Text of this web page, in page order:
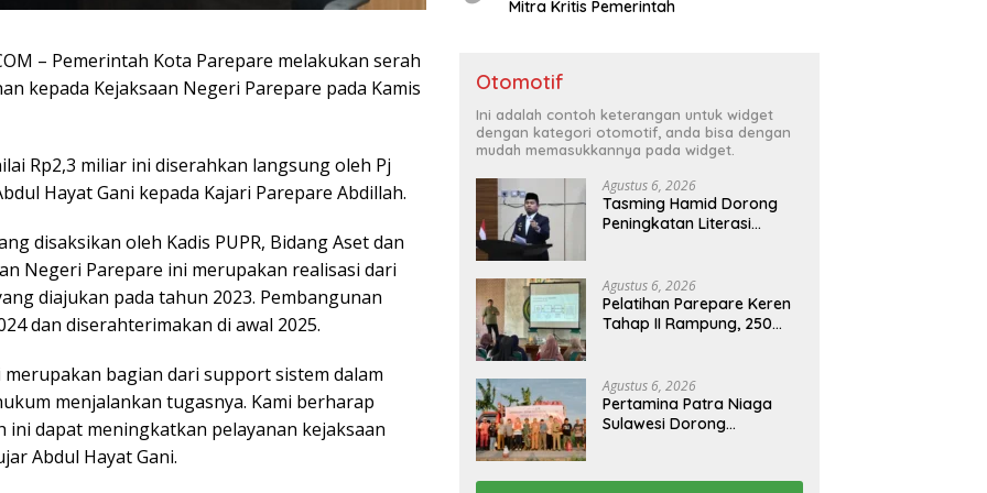
– Pemerintah Kota Parepare melakukan serah
kepada Kejaksaan Negeri Parepare pada Kamis
Rp2,3 miliar ini diserahkan langsung oleh Pj
Hayat Gani kepada Kajari Parepare Abdillah.
disaksikan oleh Kadis PUPR, Bidang Aset dan
Negeri Parepare ini merupakan realisasi dari
diajukan pada tahun 2023. Pembangunan
dan diserahterimakan di awal 2025.
merupakan bagian dari support sistem dalam
menjalankan tugasnya. Kami berharap
ini dapat meningkatkan pelayanan kejaksaan
Abdul Hayat Gani.
Mitra Kritis Pemerintah
Otomotif
Ini adalah contoh keterangan untuk widget
dengan kategori otomotif, anda bisa dengan
mudah memasukkannya pada widget.
Agustus 6, 2026
Tasming Hamid Dorong
Peningkatan Literasi
GENCARKAN
Agustus 6, 2026
Pelatihan Parepare Keren
Tahap II Rampung, 250
Agustus 6, 2026
Pertamina Patra Niaga
Sulawesi Dorong
Solusi Energi Irigasi